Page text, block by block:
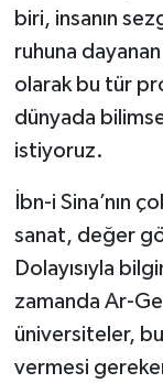
biri, insanın
ruhuna
olarak bu tür
dünyada
istiyoruz.
İbn-i Sina’nın
sanat, değer
Dolayısıyla
zamanda Ar-
üniversiteler,
vermesi